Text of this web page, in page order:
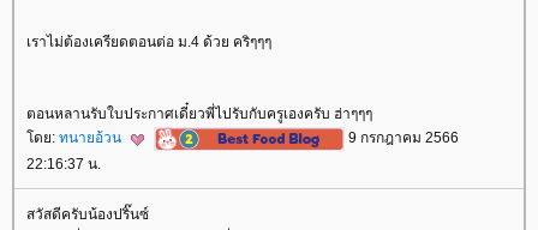
เราไม่ต้องเครียดตอนต่อ ม.4 ด้วย คริๆๆๆ
ตอนหลานรับใบประกาศเดี๋ยวพี่ไปรับกับครูเองครับ ฮ่าๆๆๆ
ดย: ทนายอ้วน
9 กรกฎาคม 2566
22:16:37 น.
สวัสดีครับน้องปริ๊นซ์